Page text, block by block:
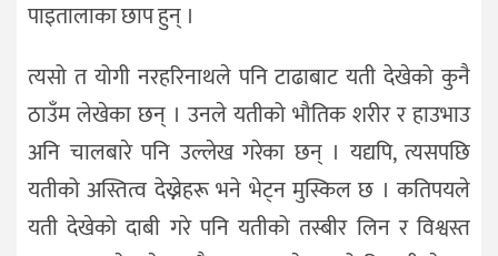
पाइतालाका छाप हुन् ।
त्यसो त योगी नरहरिनाथले पनि टाढाबाट यती देखेको कुनै
ठाउँम लेखेका छन् । उनले यतीको भौतिक शरीर र हाउभाउ
अनि चालबारे पनि उल्लेख गरेका छन् । यद्यपि, त्यसपछि
यतीको अस्तित्व देख्नेहरू भने भेट्न मुस्किल छ । कतिपयले
यती देखेको दाबी गरे पनि यतीको तस्बीर लिन र विश्वस्त